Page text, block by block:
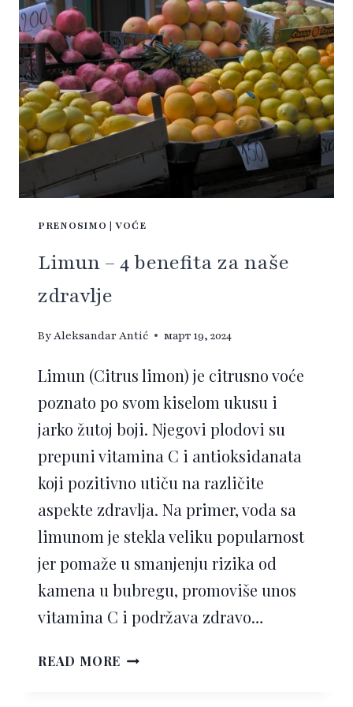
PRENOSIMO |VOĆE
Limun – 4 benefita za naše
zdravlje
ByAleksandar Antić март 19, 2024
Limun (Citrus limon) je citrusno voće
poznato po svom kiselom ukusu i
jarko žutoj boji. Njegovi plodovi su
prepuni vitamina C i antioksidanata
koji pozitivno utiču na različite
aspekte zdravlja. Na primer, voda sa
limunom je stekla veliku popularnost
jer pomaže u smanjenju rizika od
kamena u bubregu, promoviše unos
vitamina C i podržava zdravo…
READ MORE LIMUN